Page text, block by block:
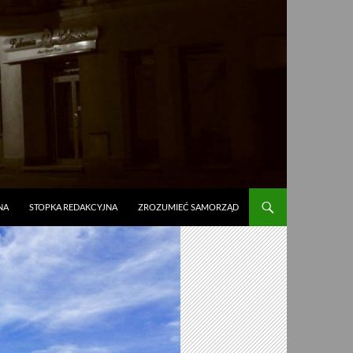
STOPKA REDAKCYJNA ZROZUMIEĆ SAMORZĄD